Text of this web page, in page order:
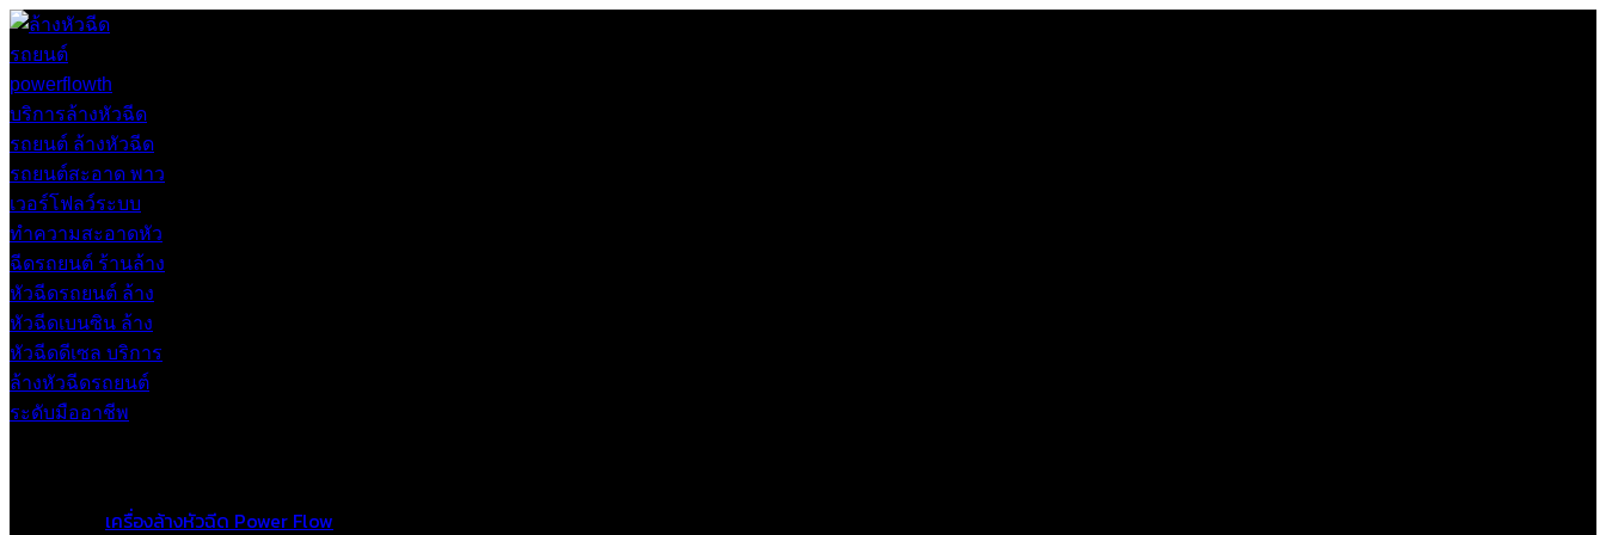
เครื่องล้างหัวฉีด Power Flow